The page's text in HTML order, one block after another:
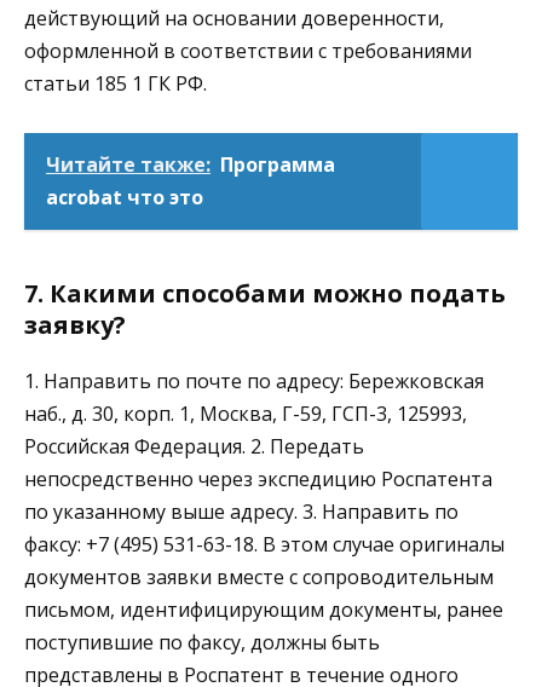
действующий на основании доверенности,
оформленной в соответствии с требованиями
статьи 185 1 ГК РФ.
Читайте также: Программа
acrobat что это
7. Какими способами можно подать
заявку?
1. Направить по почте по адресу: Бережковская
наб., д. 30, корп. 1, Москва, Г-59, ГСП-3, 125993,
Российская Федерация. 2. Передать
непосредственно через экспедицию Роспатента
по указанному выше адресу. 3. Направить по
факсу: +7 (495) 531-63-18. В этом случае оригиналы
документов заявки вместе с сопроводительным
письмом, идентифицирующим документы, ранее
поступившие по факсу, должны быть
представлены в Роспатент в течение одного